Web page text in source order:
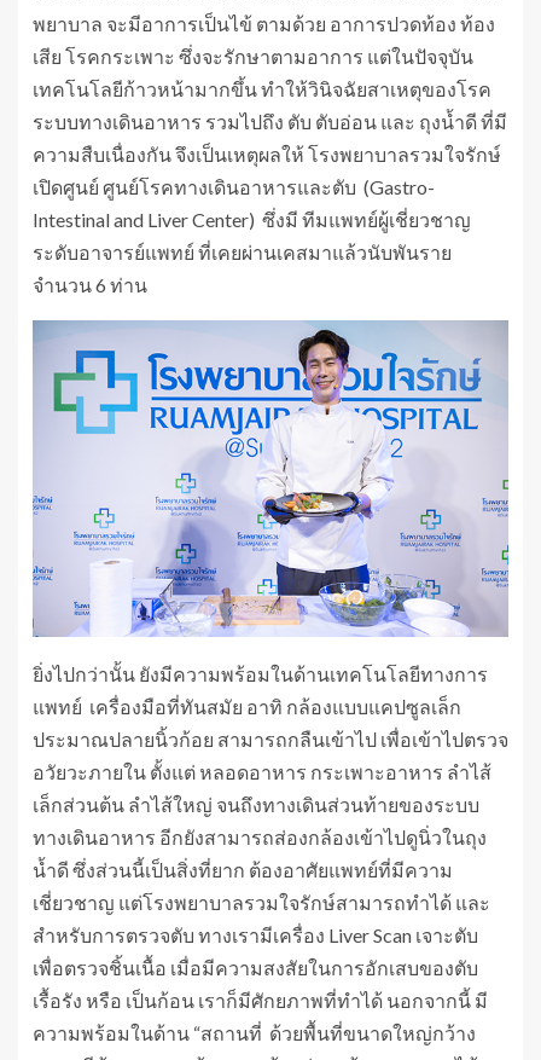
พยาบาล จะมีอาการเป็นไข้ ตามด้วย อาการปวดท้อง ท้อง
เสีย โรคกระเพาะ ซึ่งจะรักษาตามอาการ แต่ในปัจจุบัน
เทคโนโลยีก้าวหน้ามากขึ้น ทำให้วินิจฉัยสาเหตุของโรค
ระบบทางเดินอาหาร รวมไปถึง ตับ ตับอ่อน และ ถุงน้ำดี ที่มี
ความสืบเนื่องกัน จึงเป็นเหตุผลให้ โรงพยาบาลรวมใจรักษ์
เปิดศูนย์ ศูนย์โรคทางเดินอาหารและตับ (Gastro-
Intestinal and Liver Center) ซึ่งมี ทีมแพทย์ผู้เชี่ยวชาญ
ระดับอาจารย์แพทย์ ที่เคยผ่านเคสมาแล้วนับพันราย
จำนวน 6 ท่าน
ยิ่งไปกว่านั้น ยังมีความพร้อมในด้านเทคโนโลยีทางการ
แพทย์ เครื่องมือที่ทันสมัย อาทิ กล้องแบบแคปซูลเล็ก
ประมาณปลายนิ้วก้อย สามารถกลืนเข้าไป เพื่อเข้าไปตรวจ
อวัยวะภายใน ตั้งแต่ หลอดอาหาร กระเพาะอาหาร ลําไส้
เล็กส่วนต้น ลําไส้ใหญ่ จนถึงทางเดินส่วนท้ายของระบบ
ทางเดินอาหาร อีกยังสามารถส่องกล้องเข้าไปดูนิ่วในถุง
น้ำดี ซึ่งส่วนนี้เป็นสิ่งที่ยาก ต้องอาศัยแพทย์ที่มีความ
เชี่ยวชาญ แต่โรงพยาบาลรวมใจรักษ์สามารถทำได้ และ
สำหรับการตรวจตับ ทางเรามีเครื่อง Liver Scan เจาะตับ
เพื่อตรวจชิ้นเนื้อ เมื่อมีความสงสัยในการอักเสบของตับ
เรื้อรัง หรือ เป็นก้อน เราก็มีศักยภาพที่ทำได้ นอกจากนี้ มี
ความพร้อมในด้าน “สถานที่ ด้วยพื้นที่ขนาดใหญ่กว้าง